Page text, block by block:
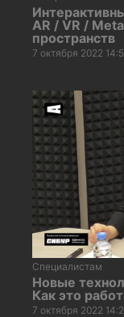
AR / VR /
пространств
7 октября 2022
Специалистам
Новые
Как это
7 октября 2022